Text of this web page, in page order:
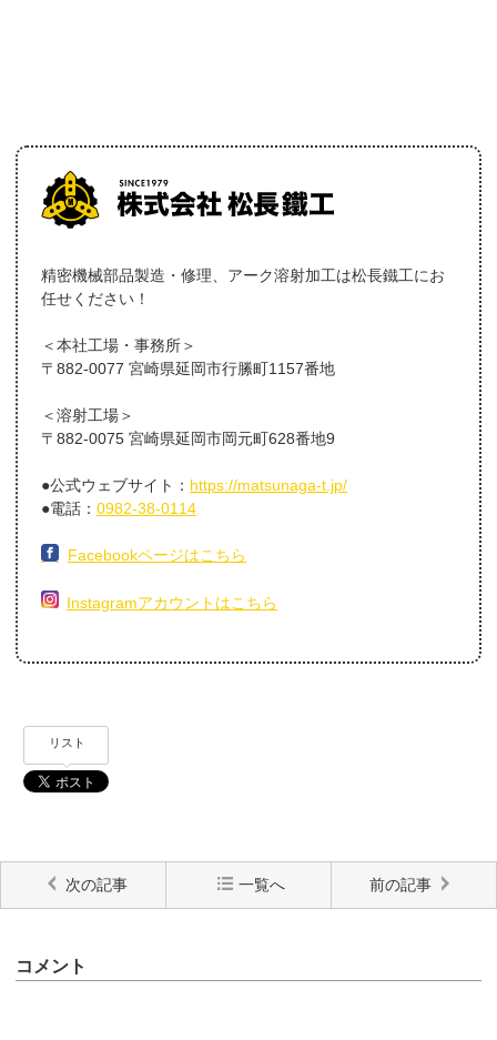
精密機械部品製造・修理、アーク溶射加工は松長鐵工にお
任せください！
＜本社工場・事務所＞
〒882-0077 宮崎県延岡市行縢町1157番地
＜溶射工場＞
〒882-0075 宮崎県延岡市岡元町628番地9
●公式ウェブサイト： https://matsunaga-t.jp/
●電話： 0982-38-0114
Facebookページはこちら
Instagramアカウントはこちら
リスト
次の記事 一覧へ 前の記事
コメント